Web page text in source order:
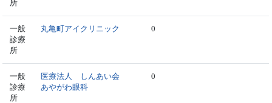
所
一般
診療
所
丸亀町アイクリニック 0
一般
診療
所
医療法人 しんあい会
あやがわ眼科
0